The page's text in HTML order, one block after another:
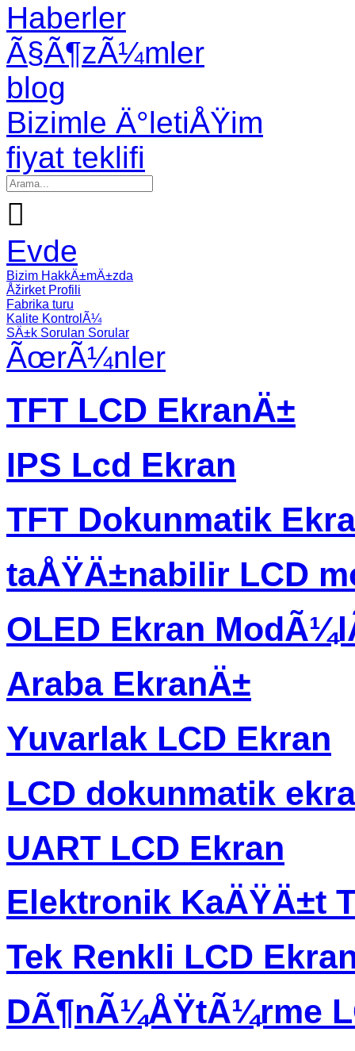
Haberler
Ã§Ã¶zÃ¼mler
blog
Bizimle Ä°letiÅŸim
fiyat teklifi

Evde
Bizim HakkÄ±mÄ±zda
Åžirket Profili
Fabrika turu
Kalite KontrolÃ¼
SÄ±k Sorulan Sorular
ÃœrÃ¼nler
TFT LCD EkranÄ±
IPS Lcd Ekran
TFT Dokunmatik
taÅŸÄ±nabilir LCD
OLED Ekran
Araba EkranÄ±
Yuvarlak LCD Ekran
LCD dokunmatik
UART LCD Ekran
Elektronik KaÄŸÄ±t
Tek Renkli LCD
DÃ¶nÃ¼ÅŸtÃ¼rme